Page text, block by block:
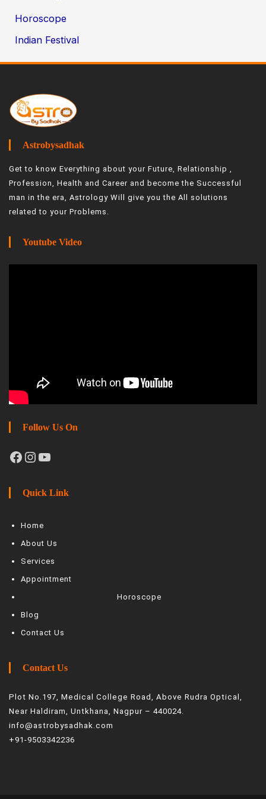
Horoscope
Indian Festival
Astrobysadhak
Get to know Everything about your Future, Relationship ,
Profession, Health and Career and become the Successful
man in the era, Astrology Will give you the All solutions
related to your Problems.
Youtube Video
Follow Us On
Facebook
Instagram
YouTube
Quick Link
Home
About Us
Services
Appointment
Horoscope
Blog
Contact Us
Contact Us
Plot No.197, Medical College Road, Above Rudra Optical,
Near Haldiram, Untkhana, Nagpur – 440024.
info@astrobysadhak.com
+91-9503342236